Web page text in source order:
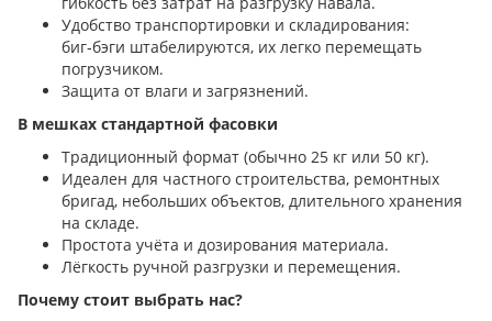
Удобство транспортировки и складирования:
биг‑бэги штабелируются, их легко перемещать
погрузчиком.
Защита от влаги и загрязнений.
В мешках стандартной фасовки
Традиционный формат (обычно 25 кг или 50 кг).
Идеален для частного строительства, ремонтных
бригад, небольших объектов, длительного хранения
на складе.
Простота учёта и дозирования материала.
Лёгкость ручной разгрузки и перемещения.
Почему стоит выбрать нас?